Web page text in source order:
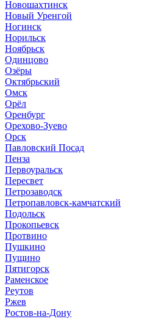
Новошахтинск
Новый Уренгой
Ногинск
Норильск
Ноябрьск
Одинцово
Озёры
Октябрьский
Омск
Орёл
Оренбург
Орехово-Зуево
Орск
Павловский Посад
Пенза
Первоуральск
Пересвет
Петрозаводск
Петропавловск-камчатский
Подольск
Прокопьевск
Протвино
Пушкино
Пущино
Пятигорск
Раменское
Реутов
Ржев
Ростов-на-Дону